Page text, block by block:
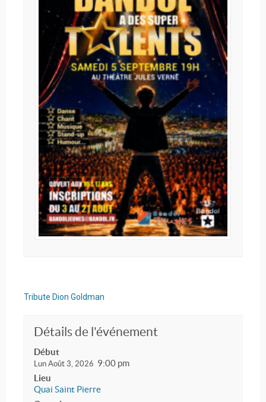
Tribute Dion Goldman
Détails de l'événement
Début
Lun Août 3, 2026 9:00 pm
Lieu
Quai Saint Pierre